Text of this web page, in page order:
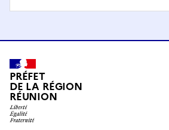
PRÉFET
DE LA RÉGION
RÉUNION